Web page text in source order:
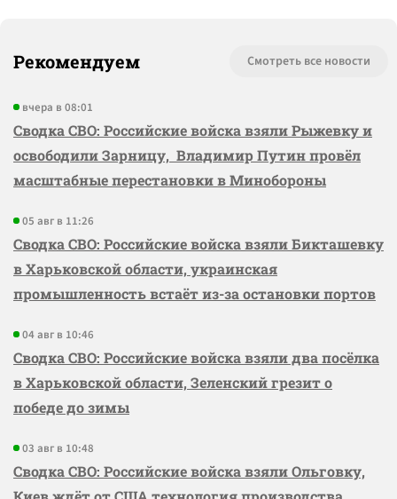
Рекомендуем Смотреть все новости
вчера в 08:01
Сводка СВО: Российские войска взяли Рыжевку и
освободили Зарницу, Владимир Путин провёл
масштабные перестановки в Минобороны
05 авг в 11:26
Сводка СВО: Российские войска взяли Бикташевку
в Харьковской области, украинская
промышленность встаёт из-за остановки портов
04 авг в 10:46
Сводка СВО: Российские войска взяли два посёлка
в Харьковской области, Зеленский грезит о
победе до зимы
03 авг в 10:48
Сводка СВО: Российские войска взяли Ольговку,